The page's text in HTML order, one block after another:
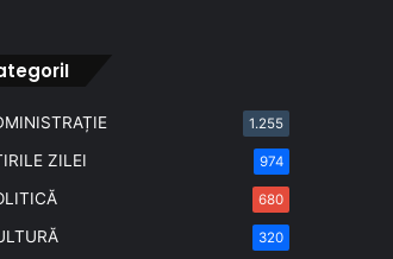
1.255
ZILEI 974
680
320